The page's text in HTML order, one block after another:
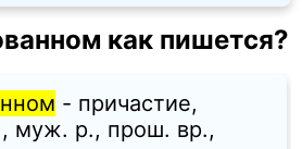
как пишется?
- причастие,
муж. p., прош. вр.,